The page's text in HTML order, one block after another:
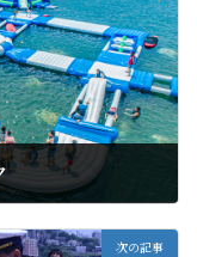
次の記事